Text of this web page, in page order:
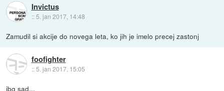
Invictus
:: 5. jan 2017, 14:48
Zamudil si akcije do novega leta, ko jih je imelo precej zastonj
foofighter
::5. jan 2017, 15:05
jbg sad...